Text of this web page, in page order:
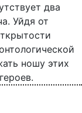
два
Уйдя от
ношу этих